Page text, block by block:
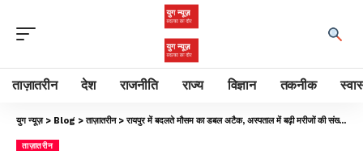
ताज़ातरीन देश राजनीति राज्य विज्ञान तकनीक
युग न्यूज़> Blog >ताज़ातरीन>रायपुर में बदलते मौसम का डबल अटैक, अस्पताल में बढ़ी मरीजों की संख्या; दवा कारोबारी और डॉक्टर हुए अलर्ट
ताज़ातरीन